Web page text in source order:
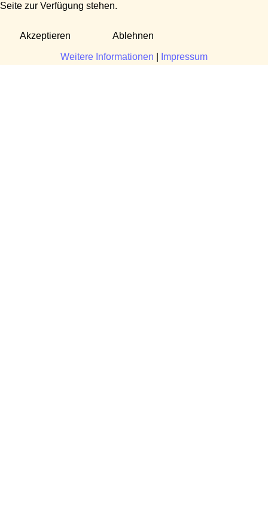
Seite zur Verfügung stehen.
Akzeptieren Ablehnen
Weitere Informationen Impressum